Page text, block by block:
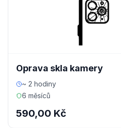
Oprava skla kamery
~ 2 hodiny
6 měsíců
590,00 Kč